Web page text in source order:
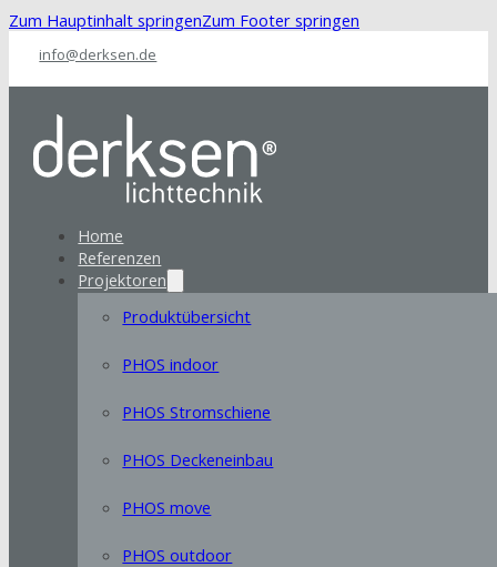
Zum Hauptinhalt springenZum Footer springen
info@derksen.de
Home
Referenzen
Projektoren
Produktübersicht
PHOS indoor
PHOS Stromschiene
PHOS Deckeneinbau
PHOS move
PHOS outdoor